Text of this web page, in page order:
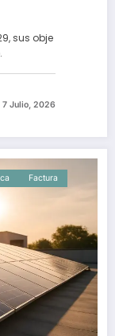
sus obje
7 Julio, 2026
Factura